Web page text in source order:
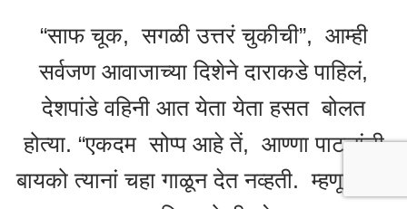
“साफ चूक, सगळी उत्तरं चुकीची”, आम्ही
सर्वजण आवाजाच्या दिशेने दाराकडे पाहिलं,
देशपांडे वहिनी आत येता येता हसत बोलत
होत्या. “एकदम सोप्प आहे तें, आण्णा पाटलांची
बायको त्यानां चहा गाळून देत नव्हती. म्हणून घरी